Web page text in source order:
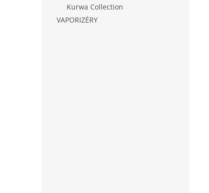
Kurwa Collection
VAPORIZÉRY